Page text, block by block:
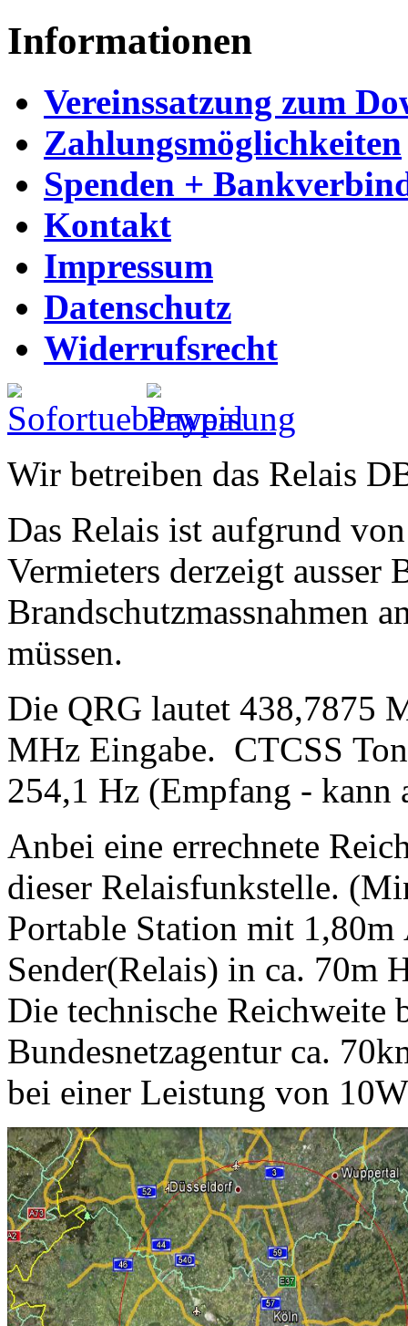
Informationen
Vereinssatzung zum
Zahlungsmöglichkeiten
Spenden +
Kontakt
Impressum
Datenschutz
Widerrufsrecht
Wir betreiben das Relais
Das Relais ist aufgrund
Vermieters derzeigt ausser
Brandschutzmassnahmen
müssen.
Die QRG lautet 438,7875
MHz Eingabe. CTCSS
254,1 Hz (Empfang - kann
Anbei eine errechnete
dieser Relaisfunkstelle.
Portable Station mit 1,80m
Sender(Relais) in ca. 70m
Die technische Reichweite
Bundesnetzagentur ca.
bei einer Leistung von